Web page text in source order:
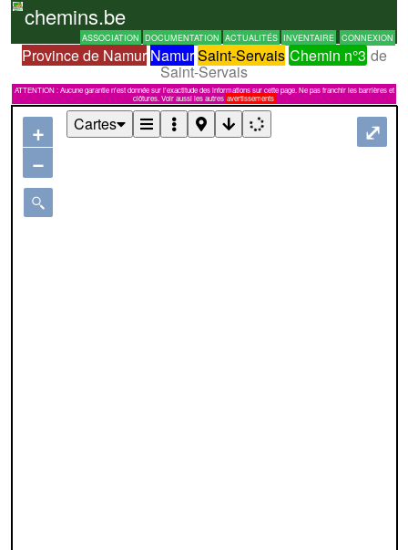
chemins.be
ASSOCIATION DOCUMENTATION ACTUALITÉS INVENTAIRE CONNEXION
Province de Namur NamurSaint-Servais Chemin n°3 de
Saint-Servais
ATTENTION : Aucune garantie n'est donnée sur l'exactitude des informations sur cette page. Ne pas franchir les barrières et
clôtures. Voir aussi les autres avertissements
+
−
⤢
Cartes